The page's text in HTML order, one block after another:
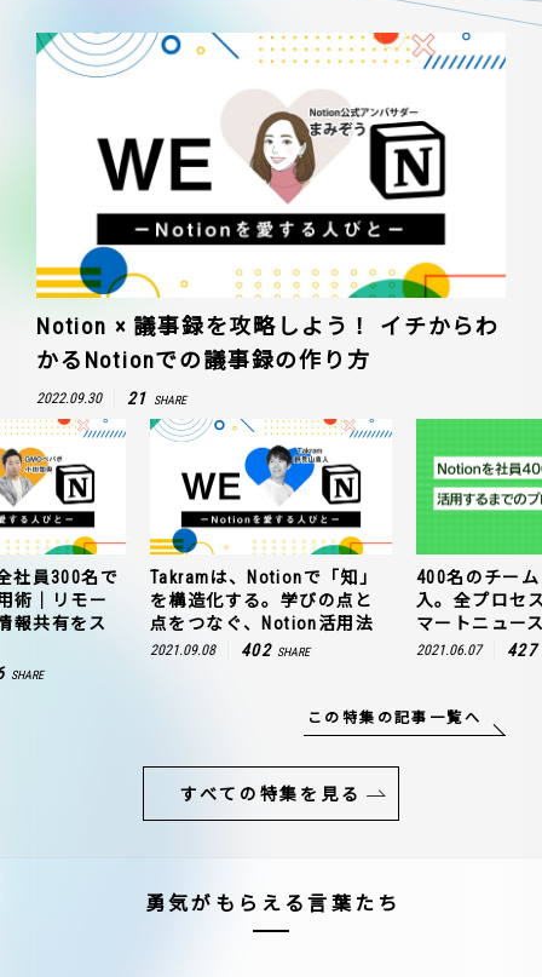
Notion × 議事録を攻略しよう！ イチからわ
かるNotionでの議事録の作り方
2022.09.30 21 SHARE
社員300名で
術｜リモー
報共有をス
SHARE
Takramは、Notionで「知」
を構造化する。学びの点と
点をつなぐ、Notion活用法
2021.09.08 402 SHARE
400名のチー
入。全プロセ
マートニュー
2021.06.07 427
この特集の記事一覧へ
すべての特集を見る
勇気がもらえる言葉たち